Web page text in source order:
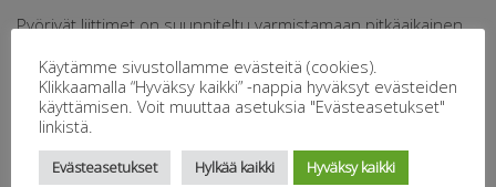
Pyörivät liittimet on suunniteltu varmistamaan pitkäaikainen
pyörimistä.
Näiden liittimien kompakti muotoilu ja tasainen pyöriminen
tekevät niistä ihanteellisia korkeapaineisissa sovelluksissa,
joissa käyttöpaine voi olla jopa 420 bar (6000 PSI) ja koot
jopa 51 mm asti.
Käytämme sivustollamme evästeitä (cookies).
Klikkaamalla “Hyväksy kaikki” -nappia hyväksyt evästeiden
käyttämisen. Voit muuttaa asetuksia "Evästeasetukset"
linkistä.
Evästeasetukset Hylkää kaikki Hyväksy kaikki